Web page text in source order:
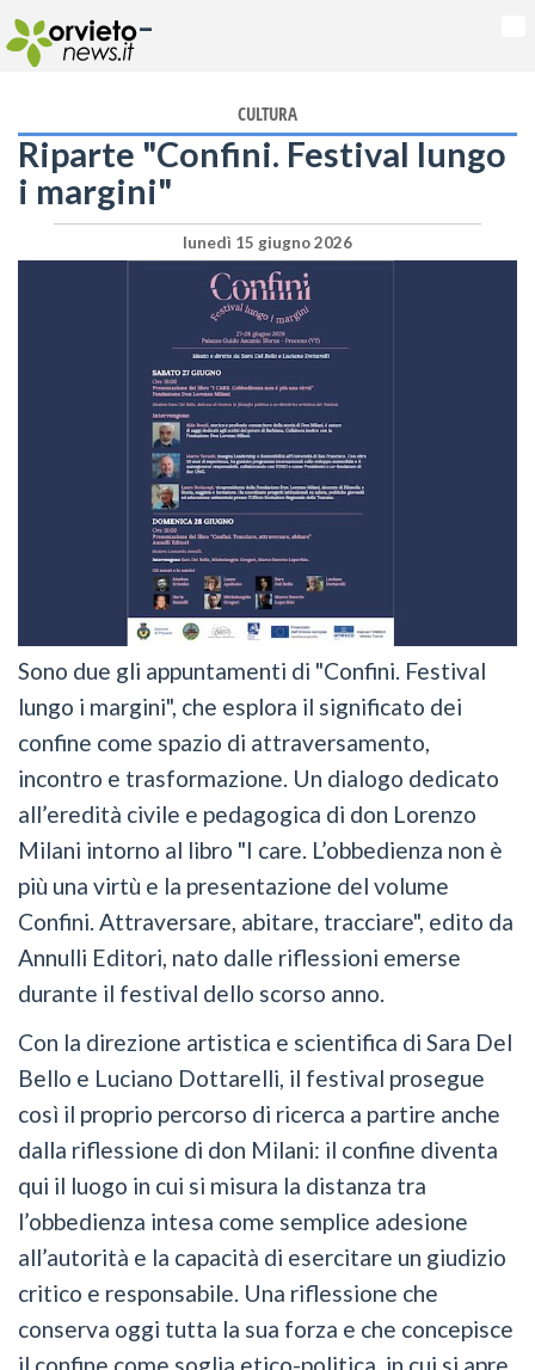
-
CULTURA
Riparte "Confini. Festival lungo
i margini"
lunedì 15 giugno 2026
Sono due gli appuntamenti di "Confini. Festival
lungo i margini", che esplora il significato dei
confine come spazio di attraversamento,
incontro e trasformazione. Un dialogo dedicato
all’eredità civile e pedagogica di don Lorenzo
Milani intorno al libro "I care. L’obbedienza non è
più una virtù e la presentazione del volume
Confini. Attraversare, abitare, tracciare", edito da
Annulli Editori, nato dalle riflessioni emerse
durante il festival dello scorso anno.
Con la direzione artistica e scientifica di Sara Del
Bello e Luciano Dottarelli, il festival prosegue
così il proprio percorso di ricerca a partire anche
dalla riflessione di don Milani: il confine diventa
qui il luogo in cui si misura la distanza tra
l’obbedienza intesa come semplice adesione
all’autorità e la capacità di esercitare un giudizio
critico e responsabile. Una riflessione che
conserva oggi tutta la sua forza e che concepisce